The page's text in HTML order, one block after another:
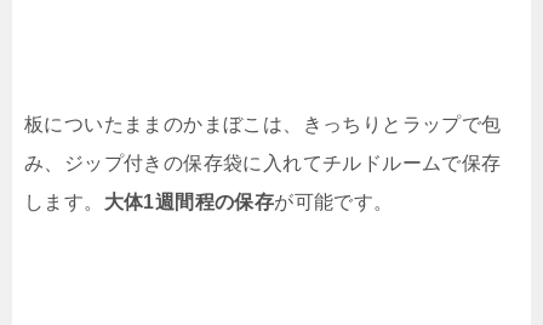
板についたままのかまぼこは、きっちりとラップで包
み、ジップ付きの保存袋に入れてチルドルームで保存
します。 大体1週間程の保存が可能です。